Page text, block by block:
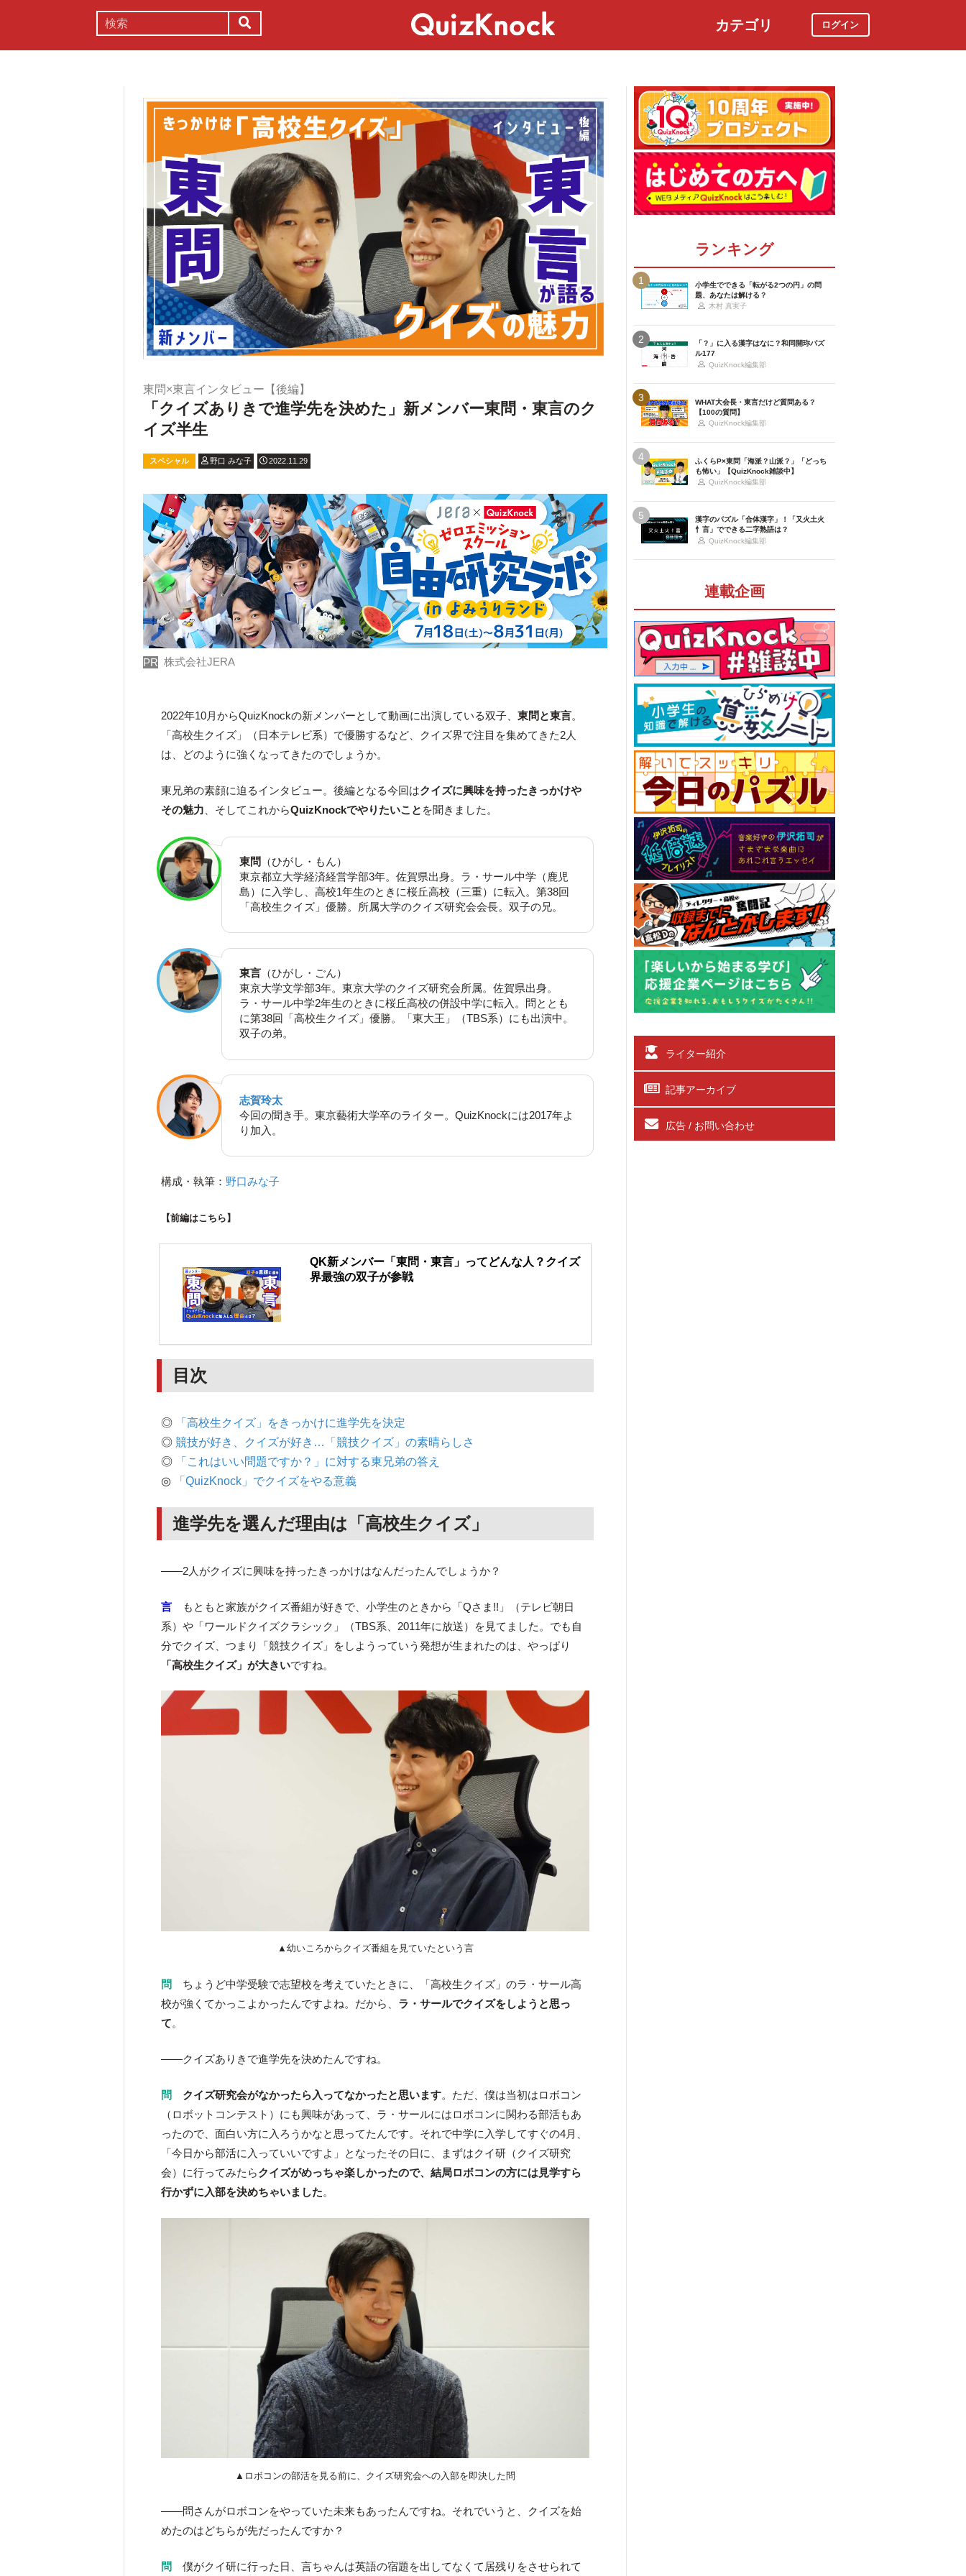
カテゴリ ログイン
東問×東言インタビュー【後編】
「クイズありきで進学先を決めた」新メンバー東問・東言のク
イズ半生
スペシャル 野口 みな子 2022.11.29
PR 株式会社JERA
2022年10月からQuizKnockの新メンバーとして動画に出演している双子、東問と東言。
「高校生クイズ」（日本テレビ系）で優勝するなど、クイズ界で注目を集めてきた2人
は、どのように強くなってきたのでしょうか。
東兄弟の素顔に迫るインタビュー。後編となる今回はクイズに興味を持ったきっかけや
その魅力 、そしてこれからQuizKnockでやりたいこと を聞きました。
東問
（ひがし・もん）
東京都立大学経済経営学部3年。佐賀県出身。ラ・サール中学（鹿児
島）に入学し、高校1年生のときに桜丘高校（三重）に転入。第38回
「高校生クイズ」優勝。所属大学のクイズ研究会会長。双子の兄。
東言 （ひがし・ごん）
東京大学文学部3年。東京大学のクイズ研究会所属。佐賀県出身。
ラ・サール中学2年生のときに桜丘高校の併設中学に転入。問ととも
に第38回「高校生クイズ」優勝。「東大王」（TBS系）にも出演中。
双子の弟。
志賀玲太
今回の聞き手。東京藝術大学卒のライター。QuizKnockには2017年よ
り加入。
構成・執筆： 野口みな子
【前編はこちら】
QK新メンバー「東問・東言」ってどんな人？クイズ
界最強の双子が参戦
目次
◎
「高校生クイズ」をきっかけに進学先を決定
◎競技が好き、クイズが好き…「競技クイズ」の素晴らしさ
◎
「これはいい問題ですか？」に対する東兄弟の答え
◎
「QuizKnock」でクイズをやる意義
進学先を選んだ理由は「高校生クイズ」
――2人がクイズに興味を持ったきっかけはなんだったんでしょうか？
言 もともと家族がクイズ番組が好きで、小学生のときから「Qさま!!」（テレビ朝日
系）や「ワールドクイズクラシック」（TBS系、2011年に放送）を見てました。でも自
分でクイズ、つまり「競技クイズ」をしようっていう発想が生まれたのは、やっぱり
「高校生クイズ」が大きいですね。
▲幼いころからクイズ番組を見ていたという言
問
ちょうど中学受験で志望校を考えていたときに、「高校生クイズ」のラ・サール高
校が強くてかっこよかったんですよね。だから、 ラ・サールでクイズをしようと思っ
て。
――クイズありきで進学先を決めたんですね。
問 クイズ研究会がなかったら入ってなかったと思います。ただ、僕は当初はロボコン
（ロボットコンテスト）にも興味があって、ラ・サールにはロボコンに関わる部活もあ
ったので、面白い方に入ろうかなと思ってたんです。それで中学に入学してすぐの4月、
「今日から部活に入っていいですよ」となったその日に、まずはクイ研（クイズ研究
会）に行ってみたらクイズがめっちゃ楽しかったので、結局ロボコンの方には見学すら
行かずに入部を決めちゃいました。
▲ロボコンの部活を見る前に、クイズ研究会への入部を即決した問
――問さんがロボコンをやっていた未来もあったんですね。それでいうと、クイズを始
めたのはどちらが先だったんですか？
問 僕がクイ研に行った日、言ちゃんは英語の宿題を出してなくて居残りをさせられて
ランキング
1
小学生でできる「転がる2つの円」の問
題、あなたは解ける？
木村 真実子
2
「？」に入る漢字はなに？和同開珎パズ
ル177
QuizKnock編集部
3
WHAT大会長・東言だけど質問ある？
【100の質問】
QuizKnock編集部
4
ふくらP×東問「海派？山派？」「どっち
も怖い」【QuizKnock雑談中】
QuizKnock編集部
5
漢字のパズル「合体漢字」！「又火土火
忄言」でできる二字熟語は？
QuizKnock編集部
連載企画
ライター紹介
記事アーカイブ
広告 / お問い合わせ